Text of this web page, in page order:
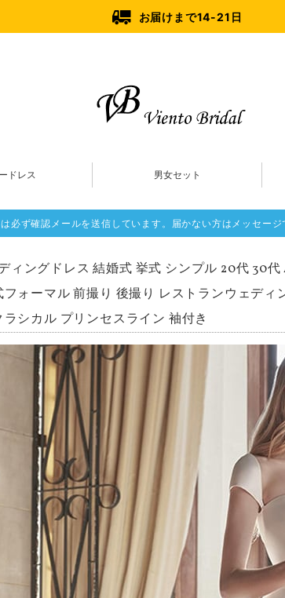
お届けまで14-21日
ドレス 男女セット
必ず確認メールを送信しています。届かない方はメッセージ
ィングドレス 結婚式 挙式 シンプル 20代 30
フォーマル 前撮り 後撮り レストランウェデ
ラシカル プリンセスライン 袖付き